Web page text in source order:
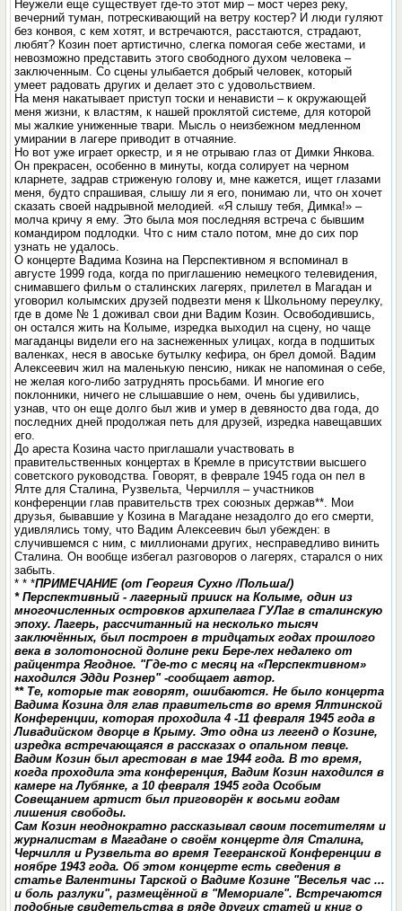
Неужели еще существует где-то этот мир – мост через реку,
вечерний туман, потрескивающий на ветру костер? И люди гуляют
без конвоя, с кем хотят, и встречаются, расстаются, страдают,
любят? Козин поет артистично, слегка помогая себе жестами, и
невозможно представить этого свободного духом человека –
заключенным. Со сцены улыбается добрый человек, который
умеет радовать других и делает это с удовольствием.
На меня накатывает приступ тоски и ненависти – к окружающей
меня жизни, к властям, к нашей проклятой системе, для которой
мы жалкие униженные твари. Мысль о неизбежном медленном
умирании в лагере приводит в отчаяние.
Но вот уже играет оркестр, и я не отрываю глаз от Димки Янкова.
Он прекрасен, особенно в минуты, когда солирует на черном
кларнете, задрав стриженую голову и, мне кажется, ищет глазами
меня, будто спрашивая, слышу ли я его, понимаю ли, что он хочет
сказать своей надрывной мелодией. «Я слышу тебя, Димка!» –
молча кричу я ему. Это была моя последняя встреча с бывшим
командиром подлодки. Что с ним стало потом, мне до сих пор
узнать не удалось.
О концерте Вадима Козина на Перспективном я вспоминал в
августе 1999 года, когда по приглашению немецкого телевидения,
снимавшего фильм о сталинских лагерях, прилетел в Магадан и
уговорил колымских друзей подвезти меня к Школьному переулку,
где в доме № 1 доживал свои дни Вадим Козин. Освободившись,
он остался жить на Колыме, изредка выходил на сцену, но чаще
магаданцы видели его на заснеженных улицах, когда в подшитых
валенках, неся в авоське бутылку кефира, он брел домой. Вадим
Алексеевич жил на маленькую пенсию, никак не напоминая о себе,
не желая кого-либо затруднять просьбами. И многие его
поклонники, ничего не слышавшие о нем, очень бы удивились,
узнав, что он еще долго был жив и умер в девяносто два года, до
последних дней продолжая петь для друзей, изредка навещавших
его.
До ареста Козина часто приглашали участвовать в
правительственных концертах в Кремле в присутствии высшего
советского руководства. Говорят, в феврале 1945 года он пел в
Ялте для Сталина, Рузвельта, Черчилля – участников
конференции глав правительств трех союзных держав**. Мои
друзья, бывавшие у Козина в Магадане незадолго до его смерти,
удивлялись тому, что Вадим Алексеевич был убежден: в
случившемся с ним, с миллионами других, несправедливо винить
Сталина. Он вообще избегал разговоров о лагерях, старался о них
забыть.
* * *ПРИМЕЧАНИЕ (от Георгия Сухно /Польша/)
* Перспективный - лагерный прииск на Колыме, один из
многочисленных островков архипелага ГУЛаг в сталинскую
эпоху. Лагерь, рассчитанный на несколько тысяч
заключённых, был построен в тридцатых годах прошлого
века в золотоносной долине реки Бере-лех недалеко от
райцентра Ягодное. "Где-то с месяц на «Перспективном»
находился Эдди Рознер" -сообщает автор.
** Те, которые так говорят, ошибаются. Не было концерта
Вадима Козина для глав правительств во время Ялтинской
Конференции, которая проходила 4 -11 февраля 1945 года в
Ливадийском дворце в Крыму. Это одна из легенд о Козине,
изредка встречающаяся в рассказах о опальном певце.
Вадим Козин был арестован в мае 1944 года. В то время,
когда проходила эта конференция, Вадим Козин находился в
камере на Лубянке, а 10 февраля 1945 года Особым
Совещанием артист был приговорён к восьми годам
лишения свободы.
Сам Козин неоднократно рассказывал своим посетителям и
журналистам в Магадане о своём концерте для Сталина,
Черчилля и Рузвельта во время Тегеранской Конференции в
ноябре 1943 года. Об этом концерте есть сведения в
статье Валентины Тарской о Вадиме Козине "Веселья час ...
и боль разлуки", размещённой в "Мемориале". Встречаются
подобные свидетельства в ряде других статей и книг о